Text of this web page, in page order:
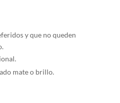
y que no queden
mate o brillo.